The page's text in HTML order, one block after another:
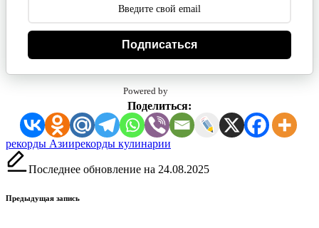
Подписаться
Powered by
Поделиться:
Метки:
рекорды Азиирекорды кулинарии
Последнее обновление на 24.08.2025
Навигация
Предыдущая запись